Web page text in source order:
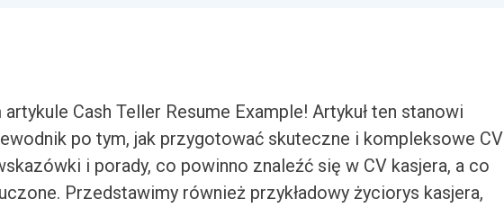
Cash Teller Resume Example! Artykuł ten stanowi
po tym, jak przygotować skuteczne i kompleksowe CV
i porady, co powinno znaleźć się w CV kasjera, a co
Przedstawimy również przykładowy życiorys kasjera,